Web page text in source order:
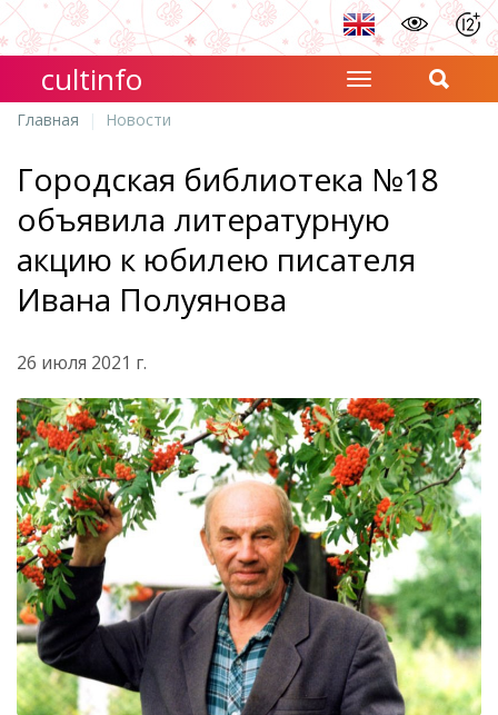
cultinfo
Главная Новости
Городская библиотека №18
объявила литературную
акцию к юбилею писателя
Ивана Полуянова
26 июля 2021 г.